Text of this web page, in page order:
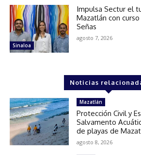
Sinaloa
Impulsa Sectur el
Mazatlán con
Señas
agosto 7, 2026
Noticias
Mazatlán
Protección Civil y
Salvamento
de playas de
agosto 8, 2026